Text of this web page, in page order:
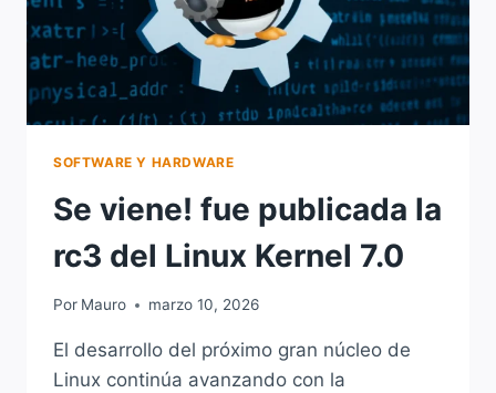
SOFTWARE Y HARDWARE
Se viene! fue publicada la
rc3 del Linux Kernel 7.0
Por Mauro marzo 10, 2026
El desarrollo del próximo gran núcleo de
Linux continúa avanzando con la